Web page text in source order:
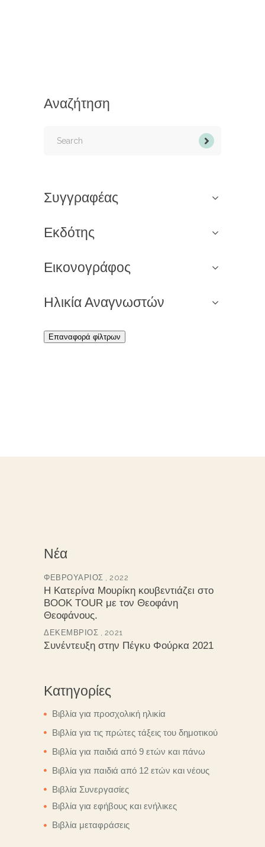
Αναζήτηση
Συγγραφέας
Εκδότης
Εικονογράφος
Ηλικία Αναγνωστών
Επαναφορά φίλτρων
Νέα
ΦΕΒΡΟΥΆΡΙΟΣ , 2022
Η Κατερίνα Μουρίκη κουβεντιάζει στο
BOOK TOUR με τον Θεοφάνη
Θεοφάνους.
ΔΕΚΈΜΒΡΙΟΣ , 2021
Συνέντευξη στην Πέγκυ Φούρκα 2021
Κατηγορίες
Βιβλία για προσχολική ηλικία
Βιβλία για τις πρώτες τάξεις του δημοτικού
Βιβλία για παιδιά από 9 ετών και πάνω
Βιβλία για παιδιά από 12 ετών και νέους
Βιβλία Συνεργασίες
Βιβλία για εφήβους και ενήλικες
Βιβλία μεταφράσεις